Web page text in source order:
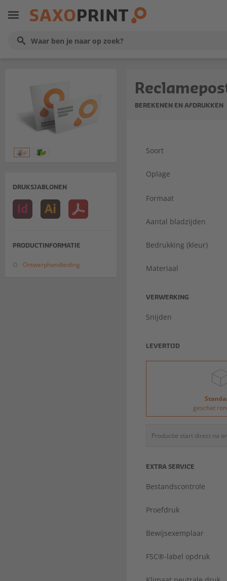
DRUKSJABLONEN
PRODUCTINFORMATIE
Ontwerphandleiding
BEREKENEN EN AFDRUKKEN
Soort
Oplage
Formaat
Aantal bladzijden
Bedrukking (kleur)
Materiaal
VERWERKING
Snijden
LEVERTIJD
geschat
Productie start direct na
EXTRA SERVICE
Bestandscontrole
Proefdruk
Bewijsexemplaar
FSC®-label opdruk